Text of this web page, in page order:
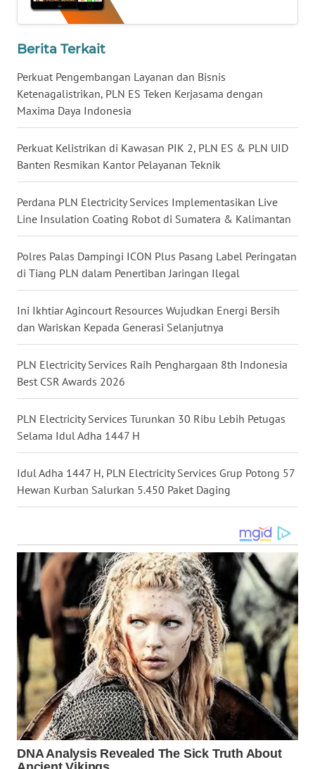
Berita Terkait
Perkuat Pengembangan Layanan dan Bisnis
Ketenagalistrikan, PLN ES Teken Kerjasama dengan
Maxima Daya Indonesia
Perkuat Kelistrikan di Kawasan PIK 2, PLN ES & PLN UID
Banten Resmikan Kantor Pelayanan Teknik
Perdana PLN Electricity Services Implementasikan Live
Line Insulation Coating Robot di Sumatera & Kalimantan
Polres Palas Dampingi ICON Plus Pasang Label Peringatan
di Tiang PLN dalam Penertiban Jaringan Ilegal
Ini Ikhtiar Agincourt Resources Wujudkan Energi Bersih
dan Wariskan Kepada Generasi Selanjutnya
PLN Electricity Services Raih Penghargaan 8th Indonesia
Best CSR Awards 2026
PLN Electricity Services Turunkan 30 Ribu Lebih Petugas
Selama Idul Adha 1447 H
Idul Adha 1447 H, PLN Electricity Services Grup Potong 57
Hewan Kurban Salurkan 5.450 Paket Daging
NUSANTARA
WN
JOGJA
JATIM
BALI
WN
KALBAR
WN
KALTENG
WN
KALTARA
WN
WN
GORONTALO
WN
SULUT
WN
MALUKU
WN
MALUT
WN